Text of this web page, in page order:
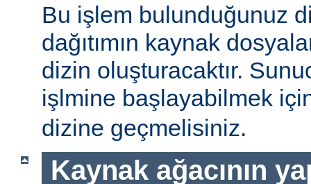
Bu işlem bulunduğunuz
dağıtımın kaynak
dizin oluşturacaktır.
işlmine başlayabilmek
dizine geçmelisiniz.
Kaynak ağacının